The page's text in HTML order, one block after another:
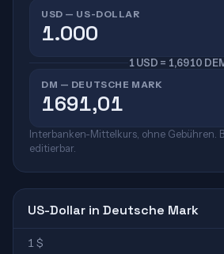
USD — US-DOLLAR
1 USD = 1,6910
DM — DEUTSCHE MARK
Interbanken-Mittelkurs, ohne Gebühren.
editierbar.
US-Dollar in Deutsche Mark
1 $